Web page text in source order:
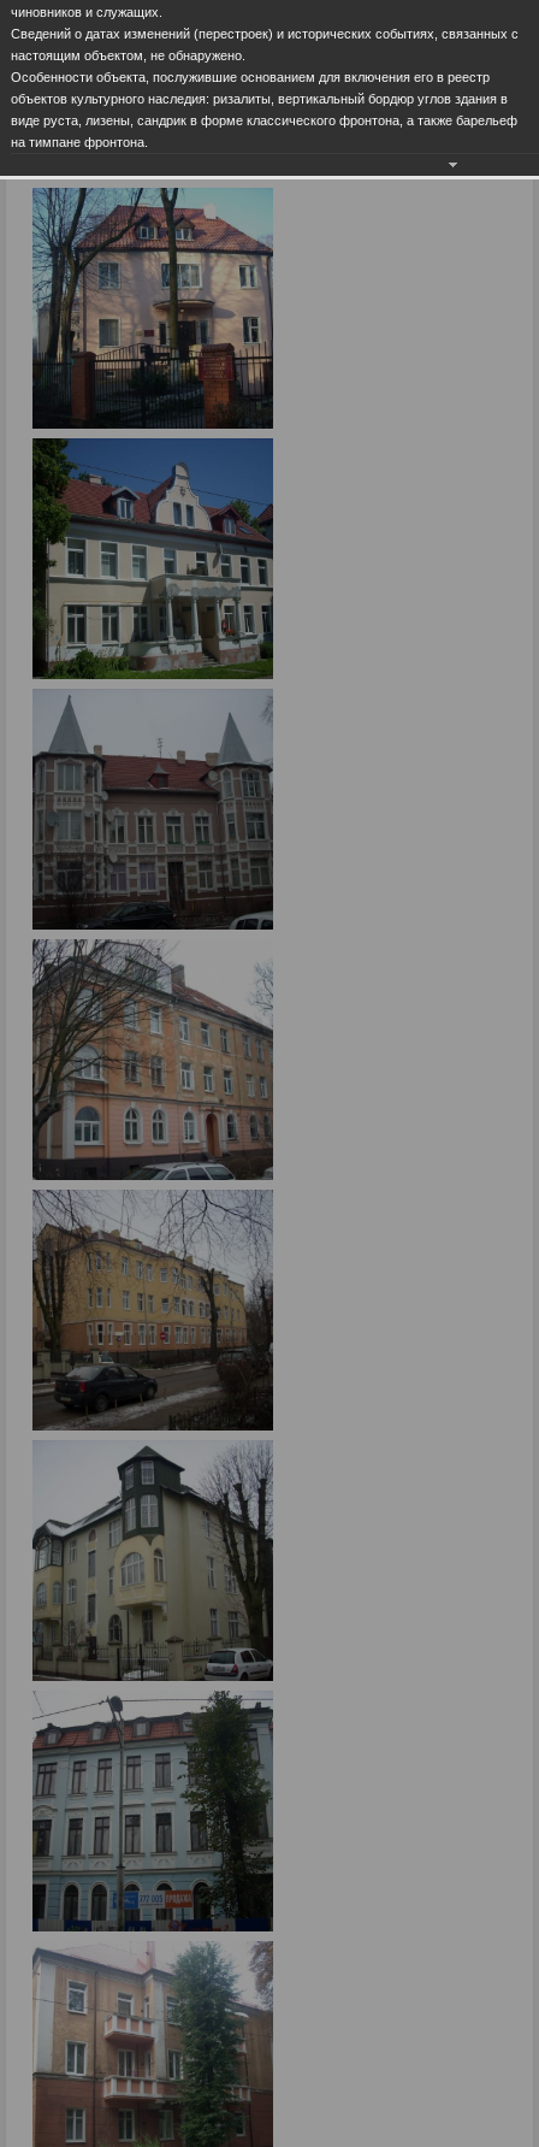
чиновников и служащих.
Сведений о датах изменений (перестроек) и исторических событиях, связанных с
настоящим объектом, не обнаружено.
Особенности объекта, послужившие основанием для включения его в реестр
объектов культурного наследия: ризалиты, вертикальный бордюр углов здания в
виде руста, лизены, сандрик в форме классического фронтона, а также барельеф
на тимпане фронтона.